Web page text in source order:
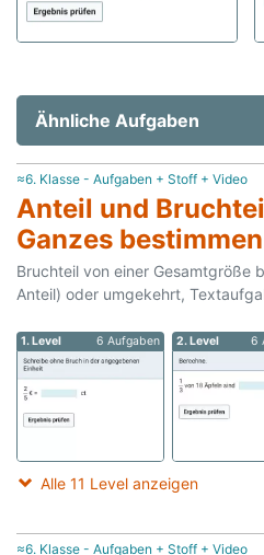
Ähnliche Aufgaben
≈6. Klasse - Aufgaben + Stoff + Video
Anteil und
Ganzes bestimmen
Bruchteil von einer Gesamtgröße
Anteil) oder umgekehrt,
1. Level 6 Aufgaben 2. Level 6
Alle 11 Level anzeigen
≈6. Klasse - Aufgaben + Stoff + Video